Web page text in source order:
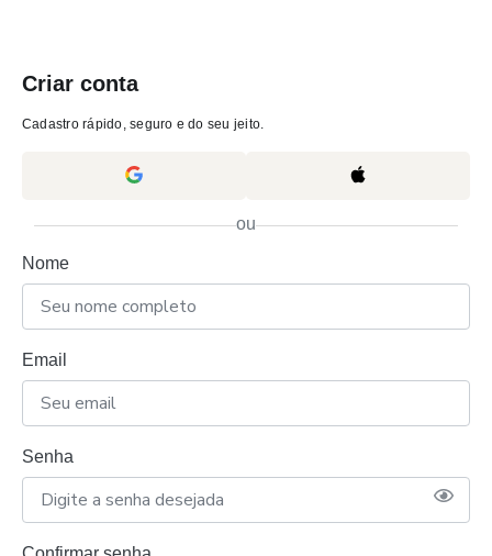
Criar conta
Cadastro rápido, seguro e do seu jeito.
ou
Nome
Email
Senha